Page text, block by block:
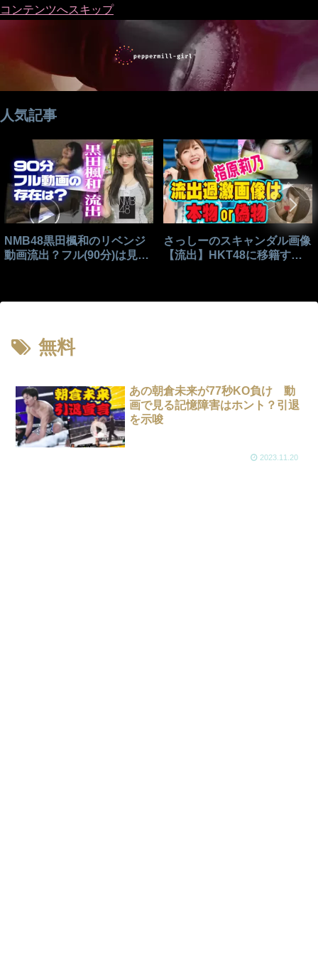
コンテンツへスキップ
人気記事
NMB48黒田楓和のリベンジ
動画流出？フル(90分)は見れ
さっしーのスキャンダル画像
【流出】HKT48に移籍する
無料
あの朝倉未来が77秒KO負け 動
画で見る記憶障害はホント？引退
を示唆
2023.11.20